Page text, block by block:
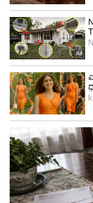
ಮಾತ್ರ ಇಸ್ತ್ರಿ
LATEST VIDEOS